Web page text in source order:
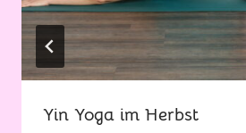
Yin Yoga im Herbst